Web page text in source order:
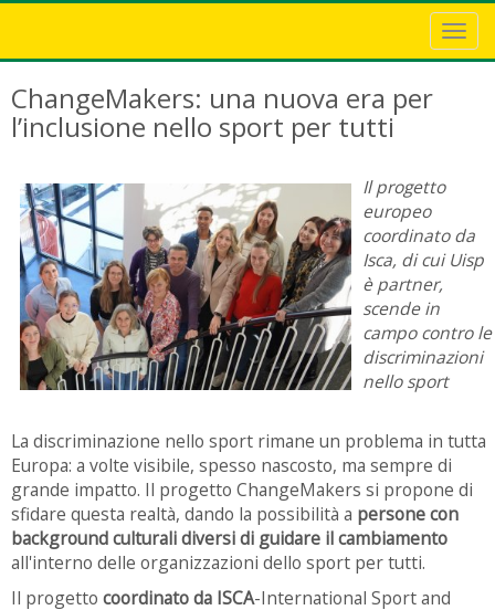
ChangeMakers: una nuova era per
l’inclusione nello sport per tutti
Il progetto
europeo
coordinato da
Isca, di cui Uisp
è partner,
scende in
campo contro le
discriminazioni
nello sport
La discriminazione nello sport rimane un problema in tutta
Europa: a volte visibile, spesso nascosto, ma sempre di
grande impatto. Il progetto ChangeMakers si propone di
sfidare questa realtà, dando la possibilità a persone con
background culturali diversi di guidare il cambiamento
all'interno delle organizzazioni dello sport per tutti.
Il progetto coordinato da ISCA-International Sport and